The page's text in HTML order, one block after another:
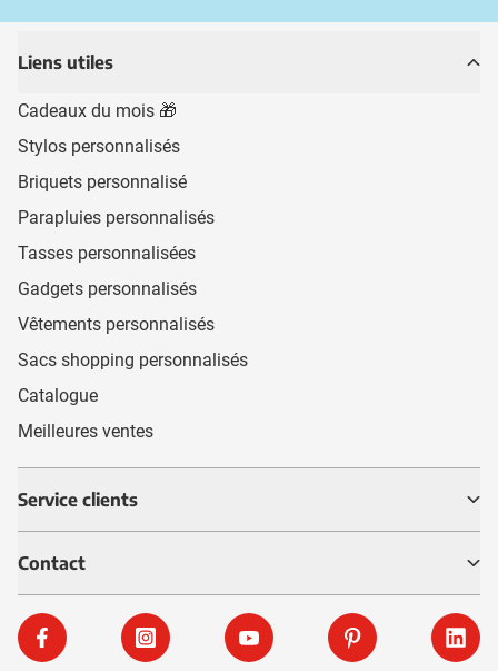
Liens utiles
Cadeaux du mois 🎁
Stylos personnalisés
Briquets personnalisé
Parapluies personnalisés
Tasses personnalisées
Gadgets personnalisés
Vêtements personnalisés
Sacs shopping personnalisés
Catalogue
Meilleures ventes
Service clients
Contact
Facebook Instagram YouTube Pinterest